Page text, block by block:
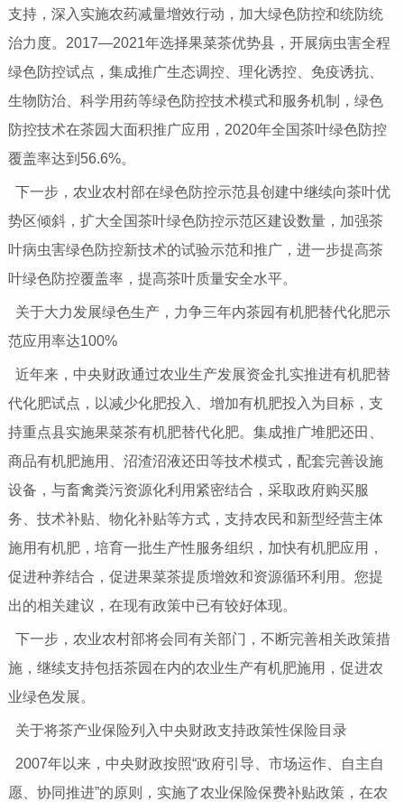
支持，深入实施农药减量增效行动，加大绿色防控和统防统
治力度。2017—2021年选择果菜茶优势县，开展病虫害全程
绿色防控试点，集成推广生态调控、理化诱控、免疫诱抗、
生物防治、科学用药等绿色防控技术模式和服务机制，绿色
防控技术在茶园大面积推广应用，2020年全国茶叶绿色防控
覆盖率达到56.6%。
下一步，农业农村部在绿色防控示范县创建中继续向茶叶优
势区倾斜，扩大全国茶叶绿色防控示范区建设数量，加强茶
叶病虫害绿色防控新技术的试验示范和推广，进一步提高茶
叶绿色防控覆盖率，提高茶叶质量安全水平。
关于大力发展绿色生产，力争三年内茶园有机肥替代化肥示
范应用率达100%
近年来，中央财政通过农业生产发展资金扎实推进有机肥替
代化肥试点，以减少化肥投入、增加有机肥投入为目标，支
持重点县实施果菜茶有机肥替代化肥。集成推广堆肥还田、
商品有机肥施用、沼渣沼液还田等技术模式，配套完善设施
设备，与畜禽粪污资源化利用紧密结合，采取政府购买服
务、技术补贴、物化补贴等方式，支持农民和新型经营主体
施用有机肥，培育一批生产性服务组织，加快有机肥应用，
促进种养结合，促进果菜茶提质增效和资源循环利用。您提
出的相关建议，在现有政策中已有较好体现。
下一步，农业农村部将会同有关部门，不断完善相关政策措
施，继续支持包括茶园在内的农业生产有机肥施用，促进农
业绿色发展。
关于将茶产业保险列入中央财政支持政策性保险目录
2007年以来，中央财政按照“政府引导、市场运作、自主自
愿、协同推进”的原则，实施了农业保险保费补贴政策，在农